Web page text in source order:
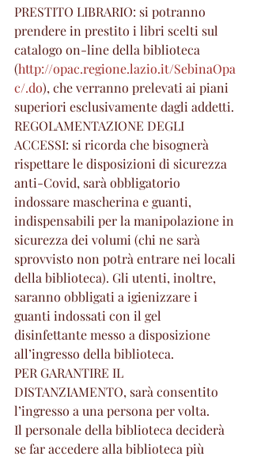
PRESTITO LIBRARIO: si potranno
prendere in prestito i libri scelti sul
catalogo on-line della biblioteca
(http://opac.regione.lazio.it/SebinaOpa
c/.do), che verranno prelevati ai piani
superiori esclusivamente dagli addetti.
REGOLAMENTAZIONE DEGLI
ACCESSI: si ricorda che bisognerà
rispettare le disposizioni di sicurezza
anti-Covid, sarà obbligatorio
indossare mascherina e guanti,
indispensabili per la manipolazione in
sicurezza dei volumi (chi ne sarà
sprovvisto non potrà entrare nei locali
della biblioteca). Gli utenti, inoltre,
saranno obbligati a igienizzare i
guanti indossati con il gel
disinfettante messo a disposizione
all’ingresso della biblioteca.
PER GARANTIRE IL
DISTANZIAMENTO, sarà consentito
l’ingresso a una persona per volta.
Il personale della biblioteca deciderà
se far accedere alla biblioteca più